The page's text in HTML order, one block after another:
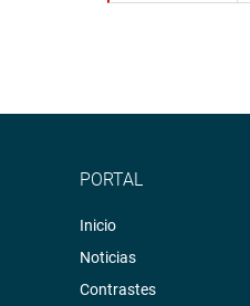
PORTAL
Inicio
Noticias
Contrastes